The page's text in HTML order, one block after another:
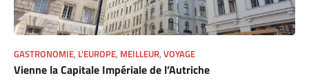
GASTRONOMIE, L'EUROPE, MEILLEUR, VOYAGE
Vienne la Capitale Impériale de l’Autriche